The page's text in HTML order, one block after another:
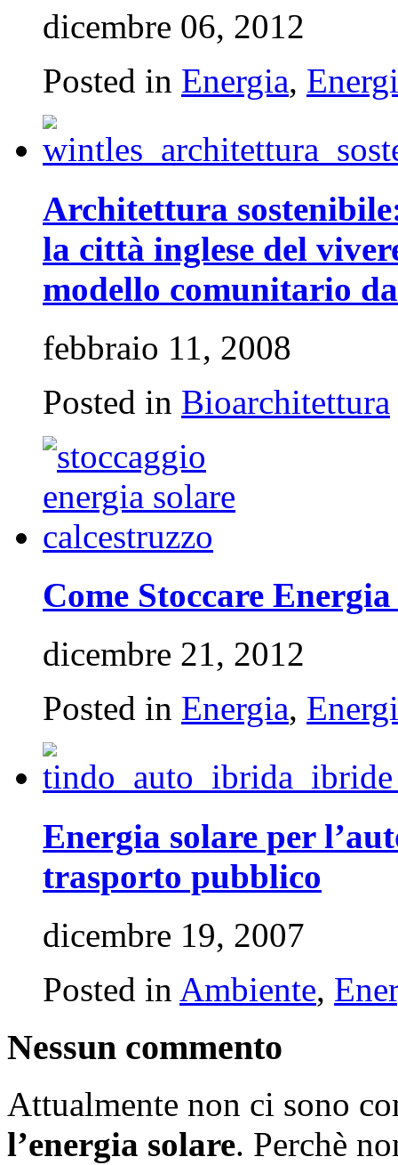
dicembre 06, 2012
Posted in Energia,
Architettura
la città inglese del
modello comunitario
febbraio 11, 2008
Posted in Bioarchitettura
Come Stoccare
dicembre 21, 2012
Posted in Energia,
Energia solare per
trasporto pubblico
dicembre 19, 2007
Posted in Ambiente,
Nessun commento
Attualmente non ci sono
l’energia solare. Perchè